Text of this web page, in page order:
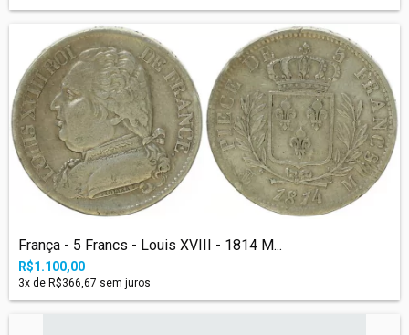
França - 5 Francs - Louis XVIII - 1814 M...
R$1.100,00
3x de R$366,67 sem juros